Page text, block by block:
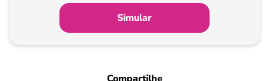
Pagamento
Simular